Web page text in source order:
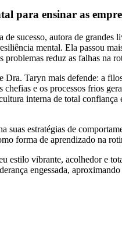
para ensinar as
de sucesso, autora de
mental. Ela passou
reduz as falhas na
Dra. Taryn mais defende: a
chefias e os processos frios
interna de total
suas estratégias de
forma de aprendizado na
estilo vibrante, acolhedor e
engessada,